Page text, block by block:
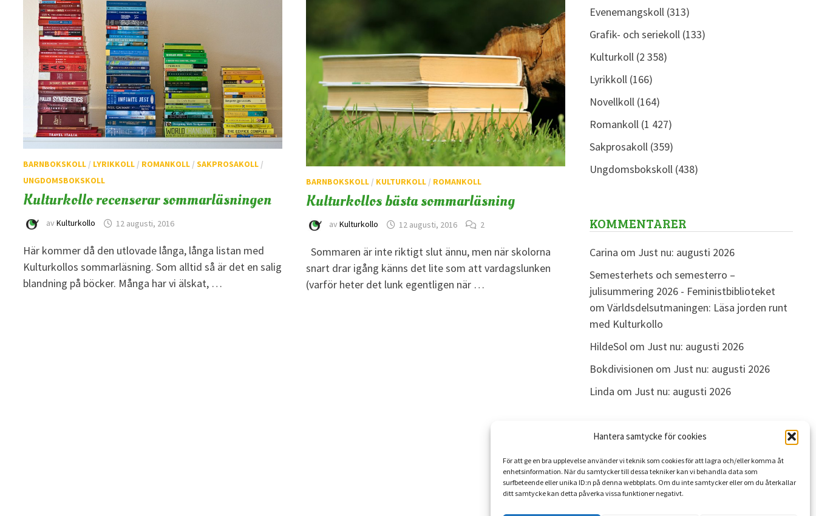
Hantera samtycke för cookies
För att ge en bra upplevelse använder vi teknik som cookies för att lagra och/eller komma åt
enhetsinformation. När du samtycker till dessa tekniker kan vi behandla data som
surfbeteende eller unika ID:n på denna webbplats. Om du inte samtycker eller om du återkallar
ditt samtycke kan detta påverka vissa funktioner negativt.
BARNBOKSKOLL / LYRIKKOLL / ROMANKOLL /SAKPROSAKOLL /
UNGDOMSBOKSKOLL
Kulturkollo recenserar sommarläsningen
avKulturkollo 12 augusti, 2016
Här kommer då den utlovade långa, långa listan med
Kulturkollos sommarläsning. Som alltid så är det en salig
blandning på böcker. Många har vi älskat, …
BARNBOKSKOLL/ KULTURKOLL/ ROMANKOLL
Kulturkollos bästa sommarläsning
av Kulturkollo 12 augusti, 2016 2
Sommaren är inte riktigt slut ännu, men när skolorna
snart drar igång känns det lite som att vardagslunken
(varför heter det lunk egentligen när …
Evenemangskoll(313)
Grafik- och seriekoll(133)
Kulturkoll(2 358)
Lyrikkoll(166)
Novellkoll(164)
Romankoll(1 427)
Sakprosakoll(359)
Ungdomsbokskoll(438)
KOMMENTARER
Carina om Just nu: augusti 2026
Semesterhets och semesterro –
julisummering 2026 - Feministbiblioteket
om Världsdelsutmaningen: Läsa jorden runt
med Kulturkollo
HildeSolom Just nu: augusti 2026
Bokdivisionen om Just nu: augusti 2026
Linda om Just nu: augusti 2026
ARKIV
Arkiv